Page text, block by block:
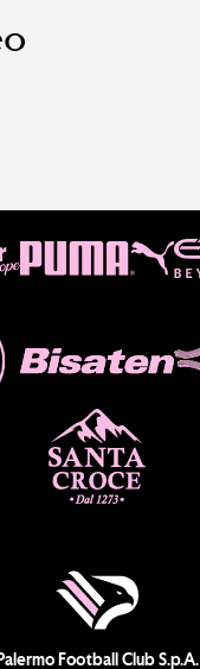
Palermo Football Club S.p.A.